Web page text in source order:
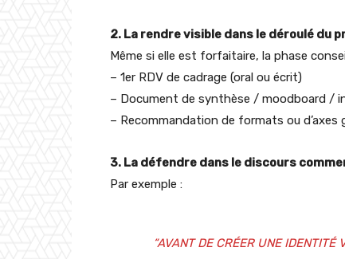
2. La rendre visible dans le déroulé du
Même si elle est forfaitaire, la phase
– 1er RDV de cadrage (oral ou écrit)
– Document de synthèse / moodboard /
– Recommandation de formats ou d’axes
3. La défendre dans le discours
Par exemple :
“AVANT DE CRÉER UNE IDENTITÉ